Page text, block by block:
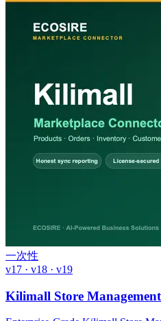
一次性
v17 · v18 · v19
Kilimall Store Management